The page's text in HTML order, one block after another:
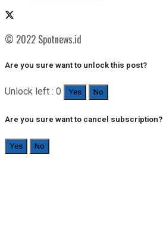
© 2022 Spotnews.id
Are you sure want to unlock this post?
Unlock left : 0 Yes No
Are you sure want to cancel subscription?
Yes No